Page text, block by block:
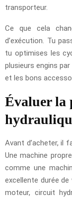
transporteur.
Ce que cela
d’exécution. Tu
tu optimises les
plusieurs engins
et les bons
Évaluer la
Avant d’acheter, il
Une machine
comme une
excellente durée de
moteur, circuit